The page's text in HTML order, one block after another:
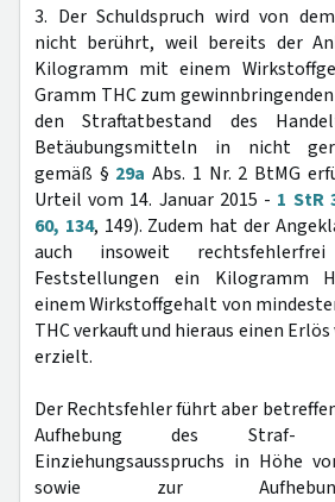
3. Der Schuldspruch wird von
nicht berührt, weil bereits der
Kilogramm mit einem
Gramm THC zum
den Straftatbestand des
Betäubungsmitteln in nicht
gemäß § 29a Abs. 1 Nr. 2 BtMG
Urteil vom 14. Januar 2015 - 1 StR
60, 134, 149). Zudem hat der
auch insoweit
Feststellungen ein Kilogramm
einem Wirkstoffgehalt von
THC verkauft und hieraus einen Erlös
erzielt.
Der Rechtsfehler führt aber
Aufhebung des
Einziehungsausspruchs in Höhe
sowie zur